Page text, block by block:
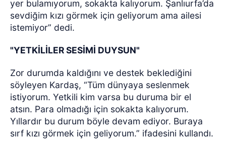
yer bulamıyorum, sokakta kalıyorum. Şanlıurfa’da
sevdiğim kızı görmek için geliyorum ama ailesi
istemiyor” dedi.
"YETKİLİLER SESİMİ DUYSUN"
Zor durumda kaldığını ve destek beklediğini
söyleyen Kardaş, “Tüm dünyaya seslenmek
istiyorum. Yetkili kim varsa bu duruma bir el
atsın. Para olmadığı için sokakta kalıyorum.
Yıllardır bu durum böyle devam ediyor. Buraya
sırf kızı görmek için geliyorum.” ifadesini kullandı.